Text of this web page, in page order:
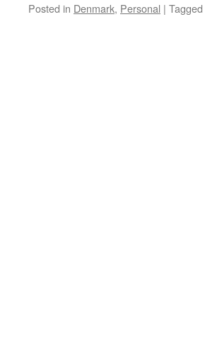
Posted in Denmark, Personal | Tagged